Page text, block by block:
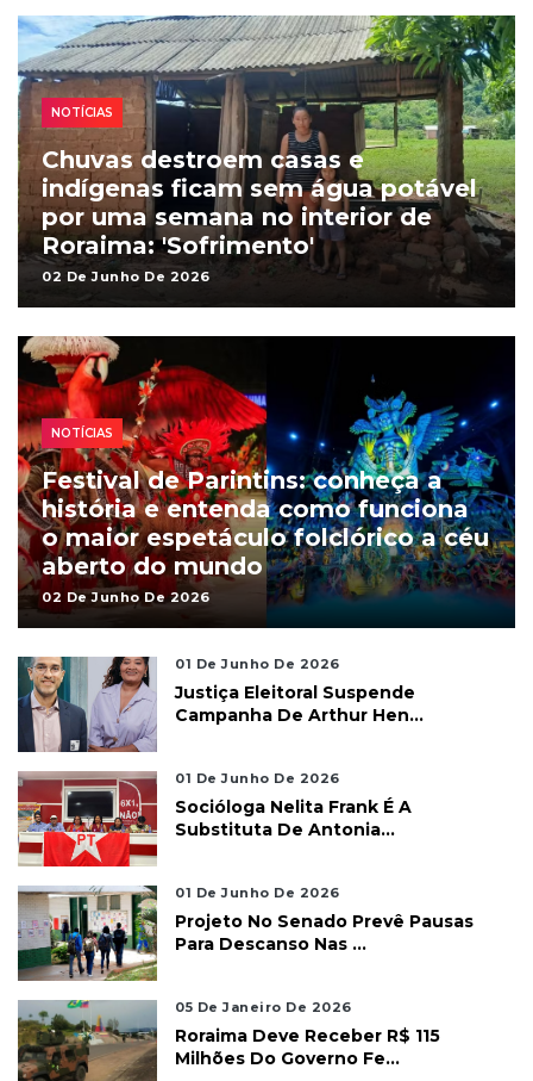
NOTÍCIAS
Chuvas destroem casas e
indígenas ficam sem água potável
por uma semana no interior de
Roraima: 'Sofrimento'
02 De Junho De 2026
NOTÍCIAS
Festival de Parintins: conheça a
história e entenda como funciona
o maior espetáculo folclórico a céu
aberto do mundo
02 De Junho De 2026
01 De Junho De 2026
Justiça Eleitoral Suspende
Campanha De Arthur Hen...
01 De Junho De 2026
Socióloga Nelita Frank É A
Substituta De Antonia...
01 De Junho De 2026
Projeto No Senado Prevê Pausas
Para Descanso Nas ...
05 De Janeiro De 2026
Roraima Deve Receber R$ 115
Milhões Do Governo Fe...